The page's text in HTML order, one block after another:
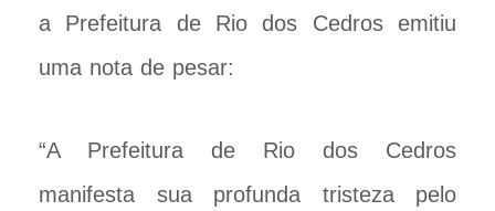
a Prefeitura de Rio dos Cedros emitiu
uma nota de pesar:
“A Prefeitura de Rio dos Cedros
manifesta sua profunda tristeza pelo